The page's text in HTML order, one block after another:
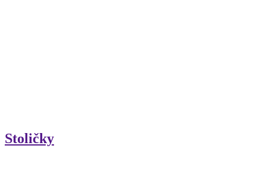
Stoličky